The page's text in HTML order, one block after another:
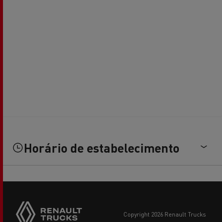
Horário de estabelecimento
copyright 2026 Renault Trucks